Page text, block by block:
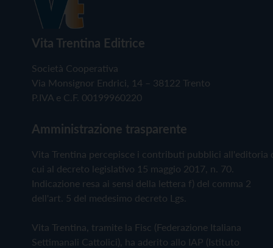
Vita Trentina Editrice
Società Cooperativa
Via Monsignor Endrici, 14 – 38122 Trento
P.IVA e C.F. 00199960220
Amministrazione trasparente
Vita Trentina percepisce i contributi pubblici all'editoria
cui al decreto legislativo 15 maggio 2017, n. 70.
Indicazione resa ai sensi della lettera f) del comma 2
dell'art. 5 del medesimo decreto Lgs.
Vita Trentina, tramite la Fisc (Federazione Italiana
Settimanali Cattolici), ha aderito allo IAP (Istituto